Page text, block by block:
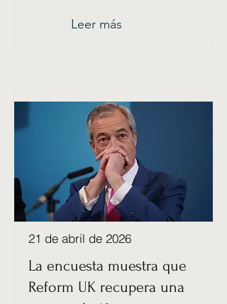
Leer más
21 de abril de 2026
La encuesta muestra que
Reform UK recupera una